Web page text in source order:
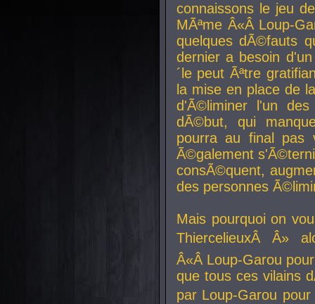
connaissons le jeu
MÃªme Â«Â Loup-
quelques dÃ©fauts
dernier a besoin
´le peut Ãªtre
la mise en place de
d'Ã©liminer l'un
dÃ©but, qui
pourra au final pas
Ã©galement
consÃ©quent,
des personnes
Mais pourquoi on
ThiercelieuxÂ Â»
Â«Â Loup-Garou
que tous ces vilains
par Loup-Garou